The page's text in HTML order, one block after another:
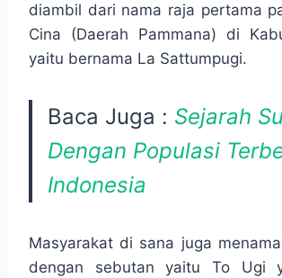
diambil dari nama raja pertama
Cina (Daerah Pammana) di
yaitu bernama La Sattumpugi.
Baca Juga : Sejarah
Dengan Populasi
Indonesia
Masyarakat di sana juga
dengan sebutan yaitu To Ugi